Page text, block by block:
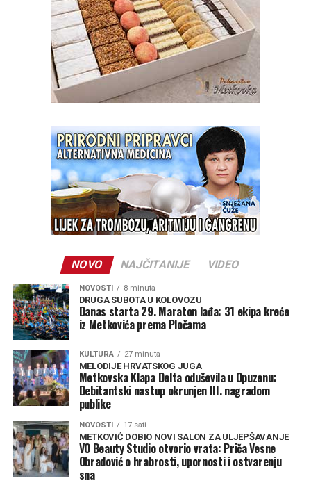
NOVO NAJČITANIJE VIDEO
NOVOSTI 8 minuta
DRUGA SUBOTA U KOLOVOZU
Danas starta 29. Maraton lađa: 31 ekipa kreće
iz Metkovića prema Pločama
KULTURA 27 minuta
MELODIJE HRVATSKOG JUGA
Metkovska Klapa Delta oduševila u Opuzenu:
Debitantski nastup okrunjen III. nagradom
publike
NOVOSTI 17 sati
METKOVIĆ DOBIO NOVI SALON ZA ULJEPŠAVANJE
VO Beauty Studio otvorio vrata: Priča Vesne
Obradović o hrabrosti, upornosti i ostvarenju
sna